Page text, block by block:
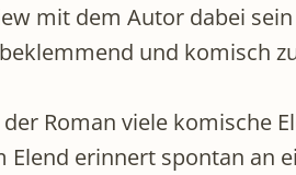
mit dem Autor dabei
und komisch
der Roman viele komische
Elend erinnert spontan an